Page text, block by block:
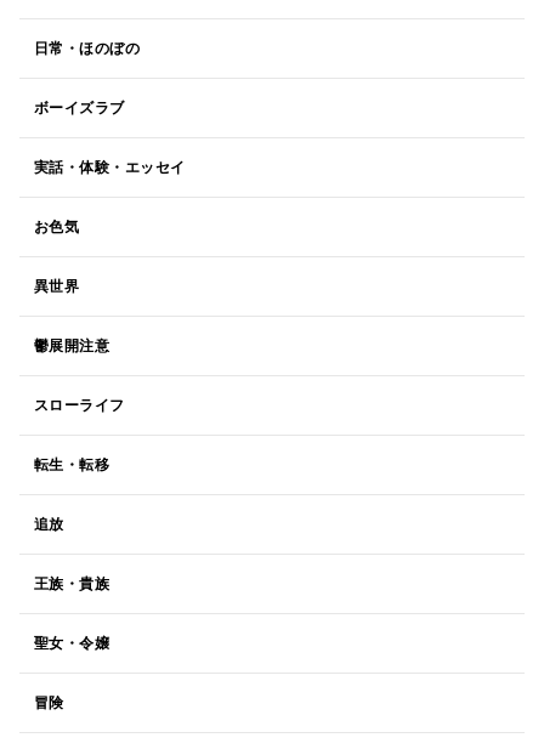
日常・ほのぼの
ボーイズラブ
実話・体験・エッセイ
お色気
異世界
鬱展開注意
スローライフ
転生・転移
追放
王族・貴族
聖女・令嬢
冒険